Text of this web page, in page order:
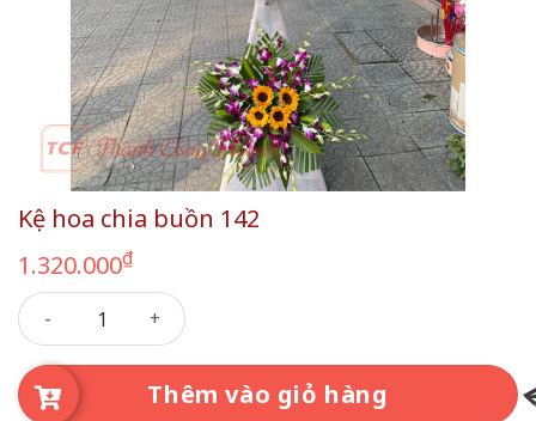
Kệ hoa chia buồn 142
1.320.000₫
Kệ hoa chia buồn 142 số lượng
Thêm vào giỏ hàng